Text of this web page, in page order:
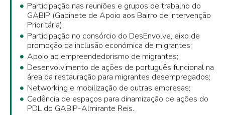
Participação nas reuniões e grupos de trabalho do
GABIP (Gabinete de Apoio aos Bairro de Intervenção
Prioritária);
Participação no consórcio do DesEnvolve, eixo de
promoção da inclusão económica de migrantes;
Apoio ao empreendedorismo de migrantes;
Desenvolvimento de ações de português funcional na
área da restauração para migrantes desempregados;
Networking e mobilização de outras empresas;
Cedência de espaços para dinamização de ações do
PDL do GABIP-Almirante Reis.